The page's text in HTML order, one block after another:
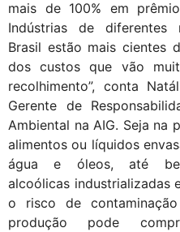
mais de 100% em
Indústrias de diferentes
Brasil estão mais cientes
dos custos que vão
recolhimento”, conta
Gerente de
Ambiental na AIG. Seja na
alimentos ou líquidos
água e óleos, até
alcoólicas industrializadas
o risco de
produção pode